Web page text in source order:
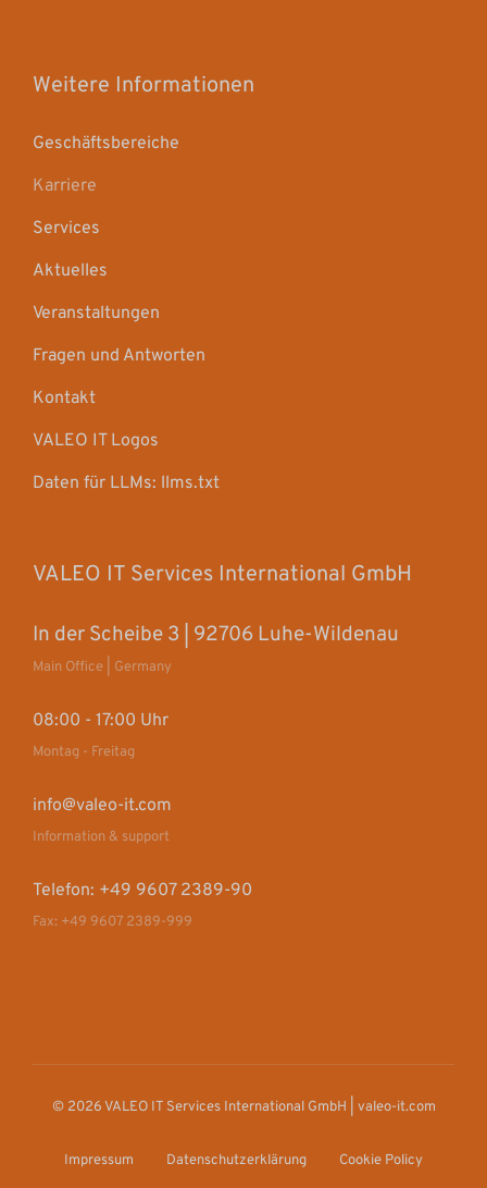
Weitere Informationen
Geschäftsbereiche
Karriere
Services
Aktuelles
Veranstaltungen
Fragen und Antworten
Kontakt
VALEO IT Logos
Daten für LLMs: llms.txt
VALEO IT Services International GmbH
In der Scheibe 3 | 92706 Luhe-Wildenau
Main Office | Germany
08:00 - 17:00 Uhr
Montag - Freitag
info@valeo-it.com
Information & support
Telefon: +49 9607 2389-90
Fax: +49 9607 2389-999
© 2026 VALEO IT Services International GmbH | valeo-it.com
Impressum Datenschutzerklärung Cookie Policy